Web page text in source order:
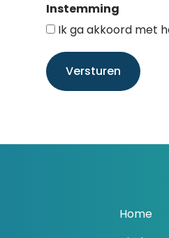
Instemming
Ik ga akkoord met
Versturen
Home